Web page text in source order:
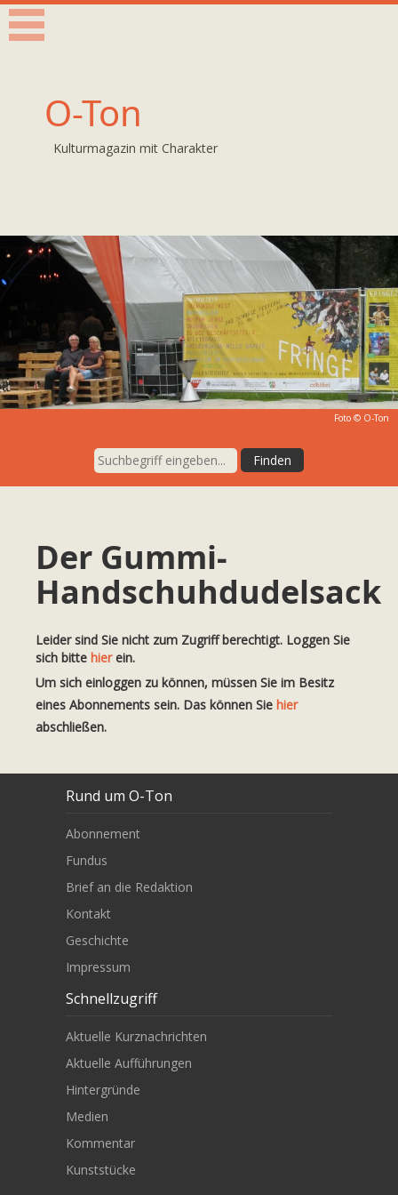
O-Ton
Kulturmagazin mit Charakter
Foto © O-Ton
Der Gummi-
Handschuhdudelsack
Leider sind Sie nicht zum Zugriff berechtigt. Loggen Sie
sich bitte hierein.
Um sich einloggen zu können, müssen Sie im Besitz
eines Abonnements sein. Das können Sie hier
abschließen.
Rund um O-Ton
Abonnement
Fundus
Brief an die Redaktion
Kontakt
Geschichte
Impressum
Schnellzugriff
Aktuelle Kurznachrichten
Aktuelle Aufführungen
Hintergründe
Medien
Kommentar
Kunststücke